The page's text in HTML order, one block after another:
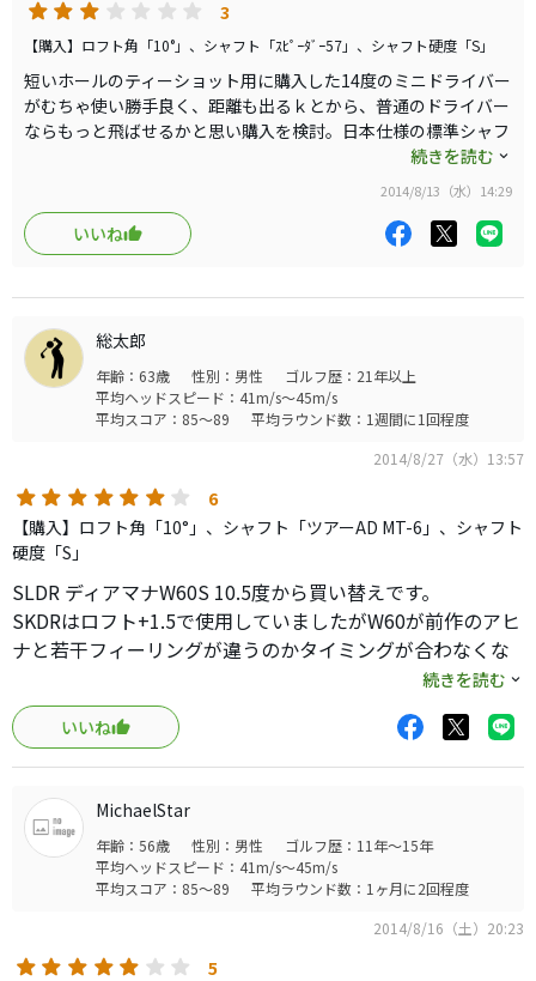
思います。一般的なアマチュアの日本人ならRがベストと思
います。グリップを交換してシャフトの形状、グリップに
隠れる部分がかなり絞ってあります。
3
【購入】ロフト角「10°」、シャフト「ｽﾋﾟｰﾀﾞｰ57」、シャフト硬度「S」
短いホールのティーショット用に購入した14度のミニドライバー
がむちゃ使い勝手良く、距離も出るｋとから、普通のドライバー
ならもっと飛ばせるかと思い購入を検討。日本仕様の標準シャフ
トを何回か試打、打感は良くなかく、全体の印象も？でしたが、
USモデルを購入。ロフトを12度か10度にすか、迷い、悩んで最
終的に10度を購入しましたが見事裏目にでました。320gと重い
ためか、シャフトも硬く感じ、一生懸命振れば何とかなるかなと
は思いましたが、最終ホールまで持たす体力がないとの結論に達
続きを読む
2014/8/13（水）14:29
いいね
総太郎
年齢：63歳 性別：男性
ゴルフ歴：21年以上
平均ヘッドスピード：41m/s～45m/s
平均スコア：85～89
平均ラウンド数：1週間に1回程度
2014/8/27（水）13:57
6
【購入】ロフト角「10°」、シャフト「ツアーAD MT-6」、シャフト
硬度「S」
SLDR ディアマナW60S 10.5度から買い替えです。
SKDRはロフト+1.5で使用していましたがW60が前作のアヒ
ナと若干フィーリングが違うのかタイミングが合わなくな
ってきたのでアヒナをシャフトだけ購入しようか悩んでい
たところ、知り合いがSLDRsのMT6Sを購入したので打たせ
て貰ったところ、これが一発目からナイスショット！
しかも、打感が好きなタイプで気持ちが一気に舞い上がり
即、購入！
元調子系シャフトが好きなので当初は、MTは合わないと考
えていましたがそんな事もなく大変打ちやすいです。飛距
離も負けてた人より飛んでます。
続きを読む
いいね
MichaelStar
年齢：56歳 性別：男性
ゴルフ歴：11年～15年
平均ヘッドスピード：41m/s～45m/s
平均スコア：85～89
平均ラウンド数：1ヶ月に2回程度
2014/8/16（土）20:23
5